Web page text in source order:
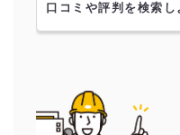
口コミや評判を検索し